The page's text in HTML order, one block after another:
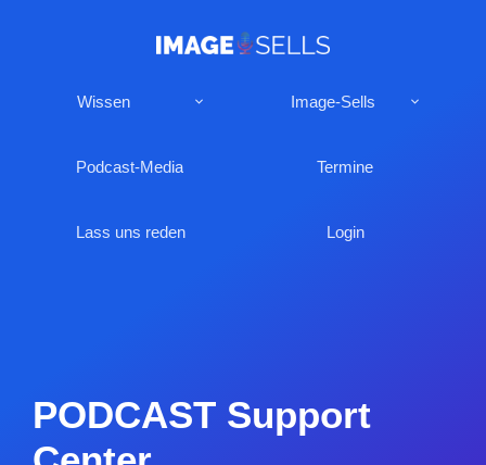
Wissen Image-Sells
Podcast-Media Termine
Lass uns reden Login
PODCAST Support